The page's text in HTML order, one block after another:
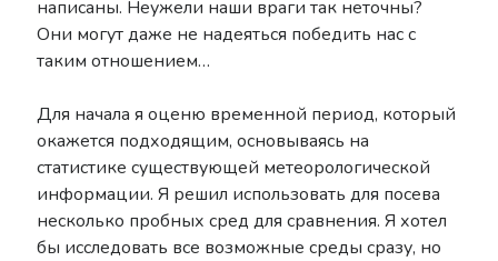
написаны. Неужели наши враги так неточны?
Они могут даже не надеяться победить нас с
таким отношением…
Для начала я оценю временной период, который
окажется подходящим, основываясь на
статистике существующей метеорологической
информации. Я решил использовать для посева
несколько пробных сред для сравнения. Я хотел
бы исследовать все возможные среды сразу, но